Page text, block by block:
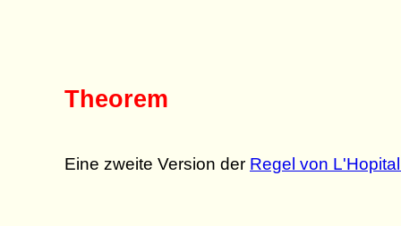
Theorem
Eine zweite Version der Regel von L'Hopital